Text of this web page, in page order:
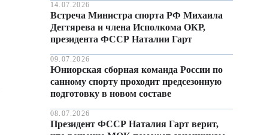
14.07.2026
Встреча Министра спорта РФ Михаила
Дегтярева и члена Исполкома ОКР,
президента ФССР Наталии Гарт
09.07.2026
Юниорская сборная команда России по
санному спорту проходит предсезонную
подготовку в новом составе
08.07.2026
Президент ФССР Наталия Гарт верит,